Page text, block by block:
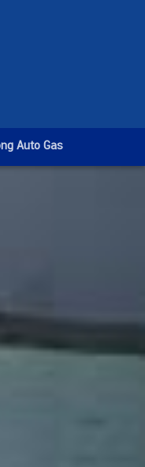
Auto Gas